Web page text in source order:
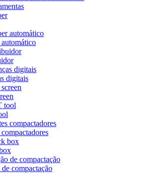
digitais
compactadores
de compactação